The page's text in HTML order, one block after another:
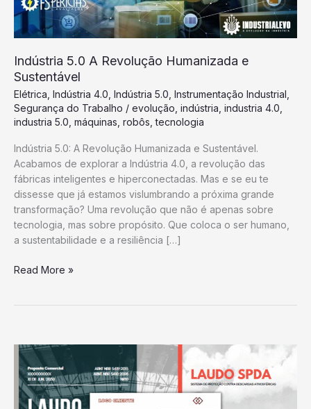
Indústria 5.0 A Revolução Humanizada e
Sustentável
Elétrica Indústria 4.0 Indústria 5.0 Instrumentação Industrial
Segurança do Trabalho / evolução indústria industria 4.0
industria 5.0 máquinas robôs ,tecnologia
Indústria 5.0: A Revolução Humanizada e Sustentável.
Acabamos de explorar a Indústria 4.0, a revolução das
fábricas inteligentes e hiperconectadas. Mas e se eu te
dissesse que já estamos vislumbrando a próxima grande
transformação? Uma revolução que não é apenas sobre
tecnologia, mas sobre propósito. Que coloca o ser humano,
a sustentabilidade e a resiliência […]
Read More »